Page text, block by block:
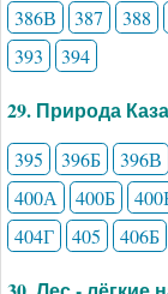
386В
387 388
393
394
29. Природа
395 396Б 396В
400А
400Б
404Г
405 406Б